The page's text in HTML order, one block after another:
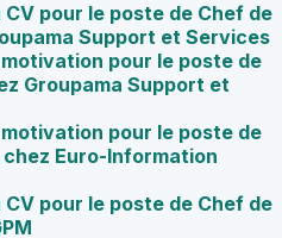
pour le poste de Chef de
Support et Services
pour le poste de
Groupama Support et
pour le poste de
Euro-Information
pour le poste de Chef de